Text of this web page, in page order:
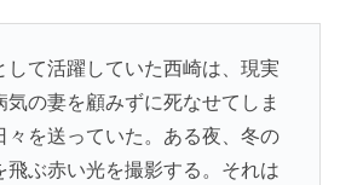
して活躍していた西崎は、現実
気の妻を顧みずに死なせてしま
々を送っていた。ある夜、冬の
飛ぶ赤い光を撮影する。それは